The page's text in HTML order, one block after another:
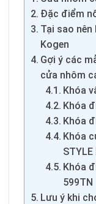
Đặc điểm
Tại sao
Kogen
Gợi ý các
cửa nhôm
Khóa
Khóa
Khóa
Khóa
STYLE
Khóa
599TN
Lưu ý khi